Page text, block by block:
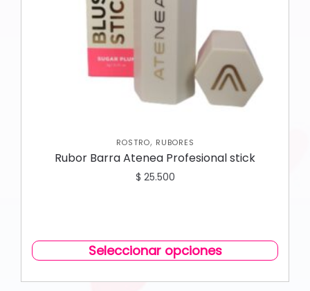
ROSTRO, RUBORES
Rubor Barra Atenea Profesional stick
$ 25.500
Seleccionar opciones